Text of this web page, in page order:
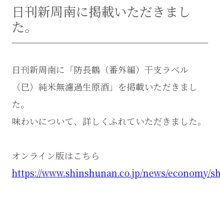
日刊新周南に掲載いただきまし
た。
日刊新周南に「防長鶴（番外編）干支ラベル
（巳）純米無濾過生原酒」を掲載いただきまし
た。
味わいについて、詳しくふれていただきました。
オンライン版はこちら
https://www.shinshunan.co.jp/news/economy/